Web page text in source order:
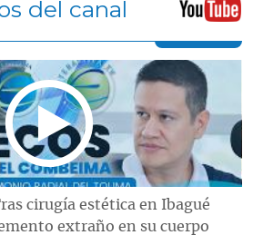
del canal
cirugía estética en Ibagué
extraño en su cuerpo